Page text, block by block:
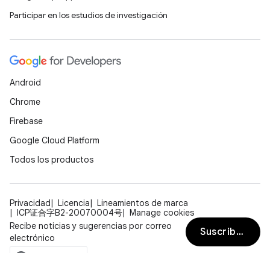
Participar en los estudios de investigación
Android
Chrome
Firebase
Google Cloud Platform
Todos los productos
Privacidad Licencia
Lineamientos de marca
ICP证合字B2-20070004号
Manage cookies
Recibe noticias y sugerencias por correo
electrónico
Suscribirse